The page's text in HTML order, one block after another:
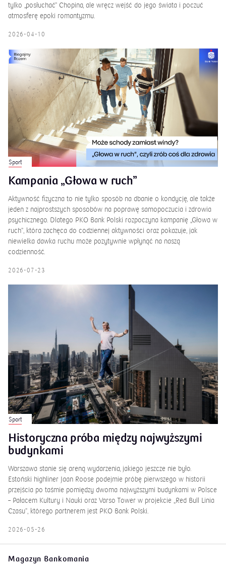
tylko „posłuchać” Chopina, ale wręcz wejść do jego świata i poczuć
atmosferę epoki romantyzmu.
2026-04-10
Sport
Kampania „Głowa w ruch”
Aktywność fizyczna to nie tylko sposób na dbanie o kondycję, ale także
jeden z najprostszych sposobów na poprawę samopoczucia i zdrowia
psychicznego. Dlatego PKO Bank Polski rozpoczyna kampanię „Głowa w
ruch”, która zachęca do codziennej aktywności oraz pokazuje, jak
niewielka dawka ruchu może pozytywnie wpłynąć na naszą
codzienność.
2026-07-23
Sport
Historyczna próba między najwyższymi
budynkami
Warszawa stanie się areną wydarzenia, jakiego jeszcze nie było.
Estoński highliner Jaan Roose podejmie próbę pierwszego w historii
przejścia po taśmie pomiędzy dwoma najwyższymi budynkami w Polsce
– Pałacem Kultury i Nauki oraz Varso Tower w projekcie „Red Bull Linia
Czasu”, którego partnerem jest PKO Bank Polski.
2026-05-26
Magazyn Bankomania